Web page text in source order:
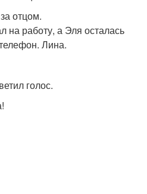
отцом.
на работу, а Эля осталась
Лина.
голос.